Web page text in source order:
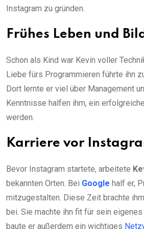
Instagram zu gründen.
Frühes Leben und
Schon als Kind war Kevin voller
Liebe fürs Programmieren führte ihn
Dort lernte er viel über Management
Kenntnisse halfen ihm, ein
werden.
Karriere vor
Bevor Instagram startete, arbeitete
bekannten Orten. Bei Google half er,
mitzugestalten. Diese Zeit brachte
bei. Sie machte ihn fit für sein
baute er außerdem ein wichtiges